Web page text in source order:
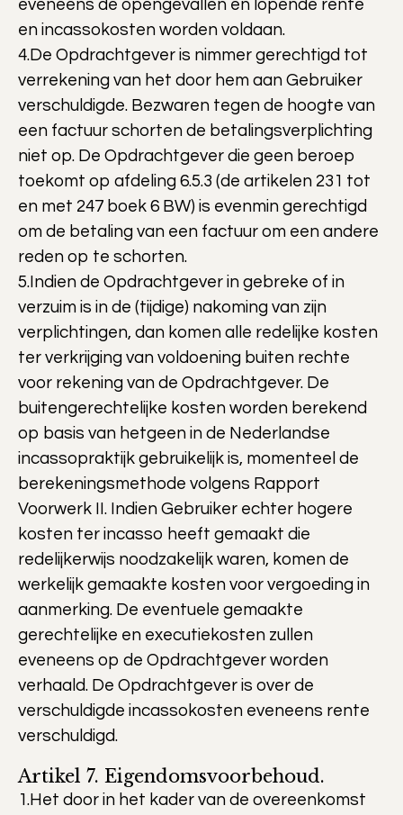
eveneens de opengevallen en lopende rente
en incassokosten worden voldaan.
4.De Opdrachtgever is nimmer gerechtigd tot
verrekening van het door hem aan Gebruiker
verschuldigde. Bezwaren tegen de hoogte van
een factuur schorten de betalingsverplichting
niet op. De Opdrachtgever die geen beroep
toekomt op afdeling 6.5.3 (de artikelen 231 tot
en met 247 boek 6 BW) is evenmin gerechtigd
om de betaling van een factuur om een andere
reden op te schorten.
5.Indien de Opdrachtgever in gebreke of in
verzuim is in de (tijdige) nakoming van zijn
verplichtingen, dan komen alle redelijke kosten
ter verkrijging van voldoening buiten rechte
voor rekening van de Opdrachtgever. De
buitengerechtelijke kosten worden berekend
op basis van hetgeen in de Nederlandse
incassopraktijk gebruikelijk is, momenteel de
berekeningsmethode volgens Rapport
Voorwerk II. Indien Gebruiker echter hogere
kosten ter incasso heeft gemaakt die
redelijkerwijs noodzakelijk waren, komen de
werkelijk gemaakte kosten voor vergoeding in
aanmerking. De eventuele gemaakte
gerechtelijke en executiekosten zullen
eveneens op de Opdrachtgever worden
verhaald. De Opdrachtgever is over de
verschuldigde incassokosten eveneens rente
verschuldigd.
Artikel 7. Eigendomsvoorbehoud.
1.Het door in het kader van de overeenkomst